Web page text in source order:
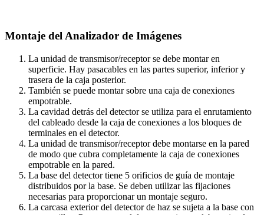
Montaje del Analizador de Imágenes
La unidad de transmisor/receptor se debe montar en
superficie. Hay pasacables en las partes superior, inferior y
trasera de la caja posterior.
También se puede montar sobre una caja de conexiones
empotrable.
La cavidad detrás del detector se utiliza para el enrutamiento
del cableado desde la caja de conexiones a los bloques de
terminales en el detector.
La unidad de transmisor/receptor debe montarse en la pared
de modo que cubra completamente la caja de conexiones
empotrable en la pared.
La base del detector tiene 5 orificios de guía de montaje
distribuidos por la base. Se deben utilizar las fijaciones
necesarias para proporcionar un montaje seguro.
La carcasa exterior del detector de haz se sujeta a la base con